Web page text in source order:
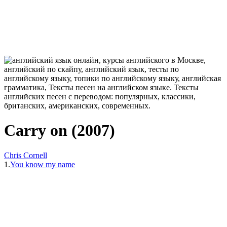
Carry on (2007)
Chris Cornell
1.You know my name